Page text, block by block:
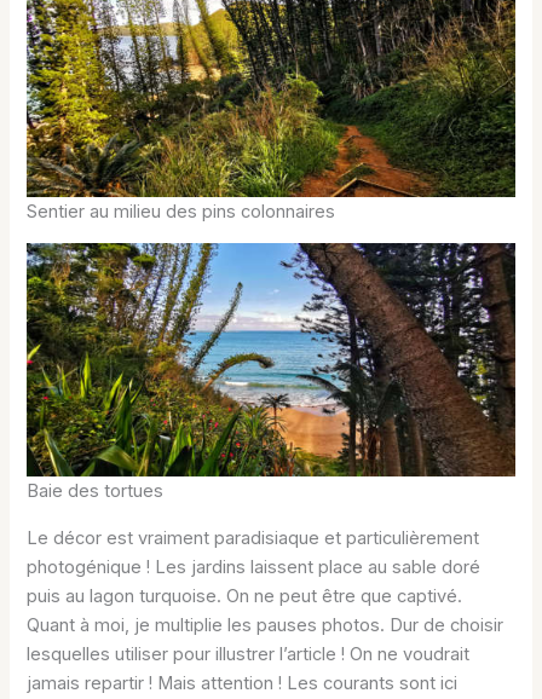
Sentier au milieu des pins colonnaires
Baie des tortues
Le décor est vraiment paradisiaque et particulièrement
photogénique ! Les jardins laissent place au sable doré
puis au lagon turquoise. On ne peut être que captivé.
Quant à moi, je multiplie les pauses photos. Dur de choisir
lesquelles utiliser pour illustrer l’article ! On ne voudrait
jamais repartir ! Mais attention ! Les courants sont ici